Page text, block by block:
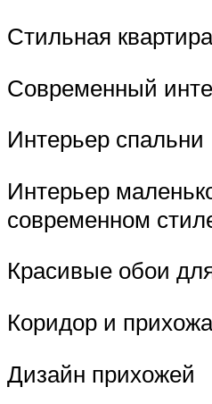
Стильная квартира
Современный
Интерьер спальни
Интерьер
современном
Красивые обои
Коридор и
Дизайн прихожей